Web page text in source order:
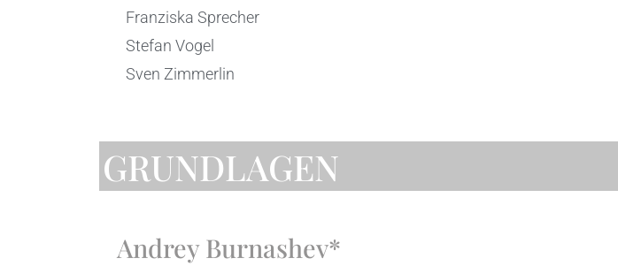
Franziska Sprecher
Stefan Vogel
Sven Zimmerlin
GRUNDLAGEN
Andrey Burnashev*